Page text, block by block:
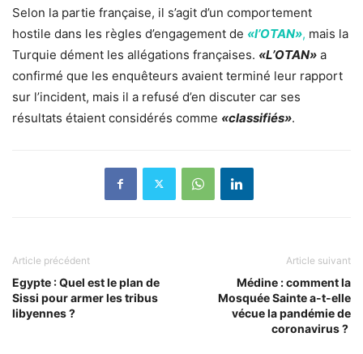
Selon la partie française, il s’agit d’un comportement
hostile dans les règles d’engagement de «l’OTAN», mais la
Turquie dément les allégations françaises. «L’OTAN» a
confirmé que les enquêteurs avaient terminé leur rapport
sur l’incident, mais il a refusé d’en discuter car ses
résultats étaient considérés comme «classifiés».
Article précédent
Egypte : Quel est le plan de
Sissi pour armer les tribus
libyennes ?
Article suivant
Médine : comment la
Mosquée Sainte a-t-elle
vécue la pandémie de
coronavirus ?